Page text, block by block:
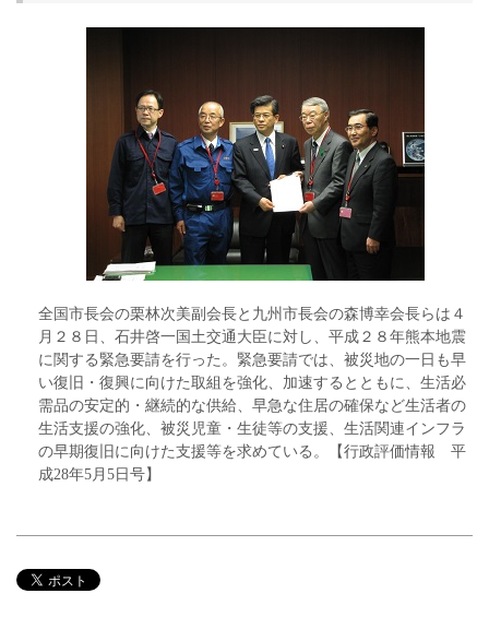
全国市長会の栗林次美副会長と九州市長会の森博幸会長らは４
月２８日、石井啓一国土交通大臣に対し、平成２８年熊本地震
に関する緊急要請を行った。緊急要請では、被災地の一日も早
い復旧・復興に向けた取組を強化、加速するとともに、生活必
需品の安定的・継続的な供給、早急な住居の確保など生活者の
生活支援の強化、被災児童・生徒等の支援、生活関連インフラ
の早期復旧に向けた支援等を求めている。【行政評価情報 平
成28年5月5日号】